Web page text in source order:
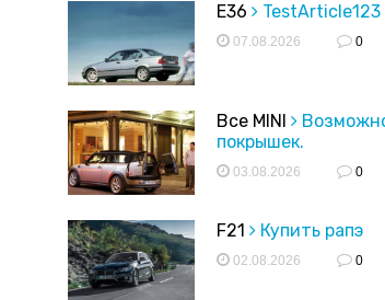
E36 TestArticle123
07.08.2026 0
Все MINI
покрышек.
03.08.2026 0
F21 Купить рапэ
02.08.2026 0